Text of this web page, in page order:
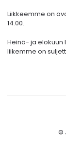
Liikkeemme on
14.00.
Heinä- ja elokuun
liikemme on
©